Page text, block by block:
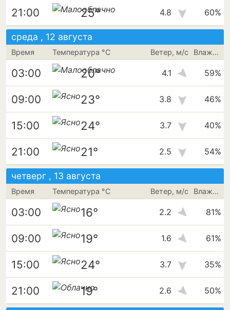
21:00 25° 4.8 60%
среда , 12 августа
Время Температура °C Ветер, м/с Влажность
03:00 20° 4.1 59%
09:00 23° 3.8 46%
15:00 24° 3.7 40%
21:00 21° 2.5 54%
четверг , 13 августа
Время Температура °C Ветер, м/с Влажность
03:00 16° 2.2 81%
09:00 19° 1.6 61%
15:00 24° 3.7 35%
21:00 19° 2.6 50%